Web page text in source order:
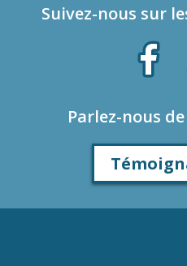
Suivez-nous sur
Parlez-nous